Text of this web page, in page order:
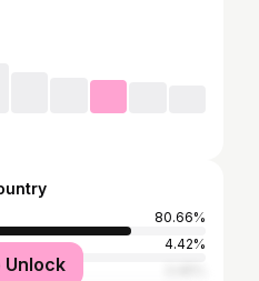
80.66%
4.42%
Unlock